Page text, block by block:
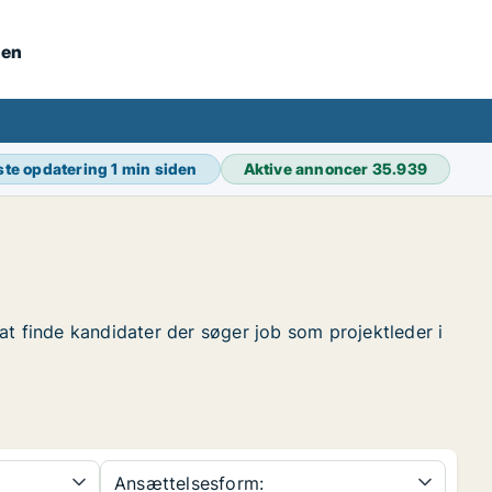
opdatering1 min siden Aktive annoncer 35.939
finde kandidater der søger job som projektleder i
Ansættelsesform: